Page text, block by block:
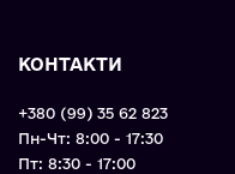
КОНТАКТИ
+380 (99) 35 62 823
Пн-Чт: 8:00 - 17:30
Пт: 8:30 - 17:00